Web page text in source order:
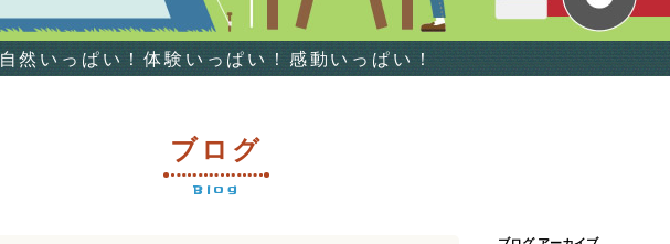
自然いっぱい！体験いっぱい！感動いっぱい！
ブログ
Blog